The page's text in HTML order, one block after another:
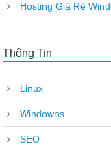
Hosting Giá Rẻ
Thông Tin
Linux
Windowns
SEO